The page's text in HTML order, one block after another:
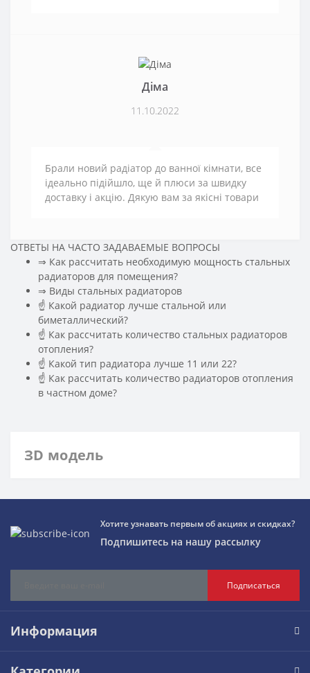
Діма
11.10.2022
Брали новий радіатор до ванної кімнати, все
ідеально підійшло, ще й плюси за швидку
доставку і акцію. Дякую вам за якісні товари
ОТВЕТЫ НА ЧАСТО ЗАДАВАЕМЫЕ ВОПРОСЫ
⇒ Как рассчитать необходимую мощность стальных
радиаторов для помещения?
️⇒ Виды стальных радиаторов
☝ Какой радиатор лучше стальной или
биметаллический?
☝ Как рассчитать количество стальных радиаторов
отопления?
☝ Какой тип радиатора лучше 11 или 22?
☝ Как рассчитать количество радиаторов отопления
в частном доме?
ЗD модель
Хотите узнавать первым об акциях и скидках?
Подпишитесь на нашу рассылку
Подписаться
Информация